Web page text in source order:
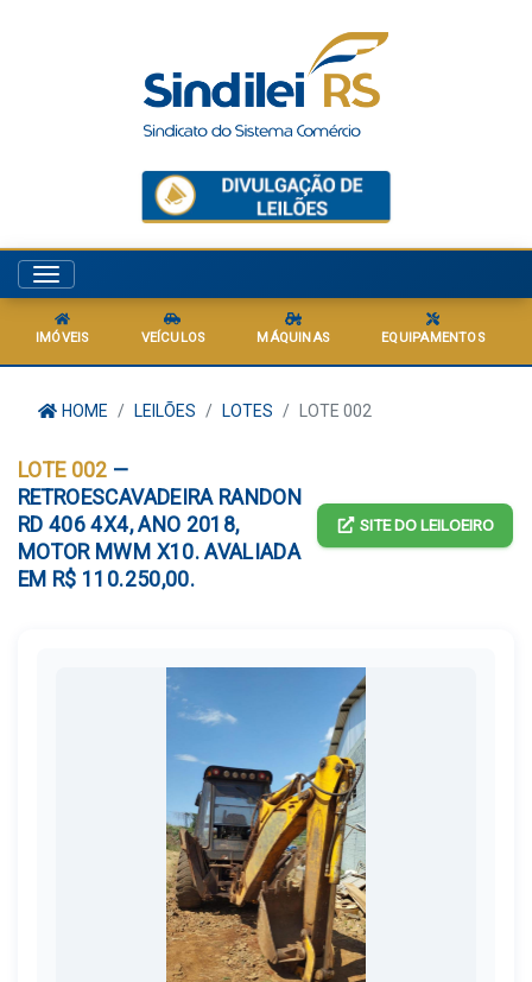
Menu
IMÓVEIS VEÍCULOS MÁQUINAS EQUIPAMENTOS
HOME LEILÕES LOTES LOTE 002
LOTE 002 —
RETROESCAVADEIRA RANDON
RD 406 4X4, ANO 2018,
MOTOR MWM X10. AVALIADA
EM R$ 110.250,00.
SITE DO LEILOEIRO